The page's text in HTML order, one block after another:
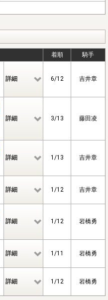
着順 騎手
詳細 6/12 吉井章
詳細 3/13 藤田凌
詳細 1/13 吉井章
詳細 1/12 吉井章
詳細 1/12 岩橋勇
詳細 1/11 岩橋勇
詳細 1/12 岩橋勇